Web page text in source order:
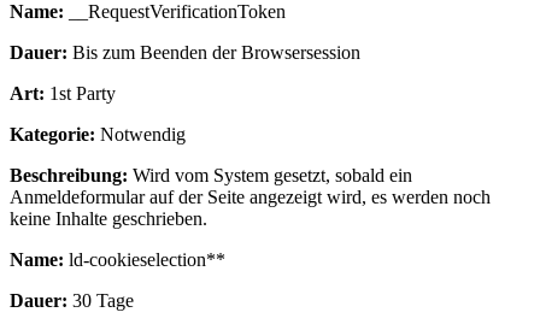
Name: __RequestVerificationToken
Dauer: Bis zum Beenden der Browsersession
Art: 1st Party
Kategorie: Notwendig
Beschreibung: Wird vom System gesetzt, sobald ein
Anmeldeformular auf der Seite angezeigt wird, es werden noch
keine Inhalte geschrieben.
Name: ld-cookieselection**
Dauer: 30 Tage